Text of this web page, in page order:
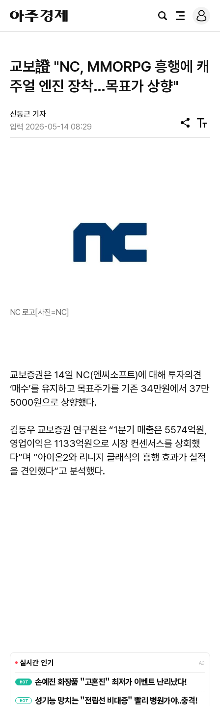
아
주
경
검
전
로
그
교보證 "NC, MMORPG 흥행에 캐
주얼 엔진 장착…목표가 상향"
신동근 기자
입력 2026-05-14 08:29
공
유
텍
스
NC 로고[사진=NC]
교보증권은 14일 NC(엔씨소프트)에 대해 투자의견
‘매수’를 유지하고 목표주가를 기존 34만원에서 37만
5000원으로 상향했다.
김동우 교보증권 연구원은 “1분기 매출은 5574억원,
영업이익은 1133억원으로 시장 컨센서스를 상회했
다”며 “아이온2와 리니지 클래식의 흥행 효과가 실적
을 견인했다”고 분석했다.